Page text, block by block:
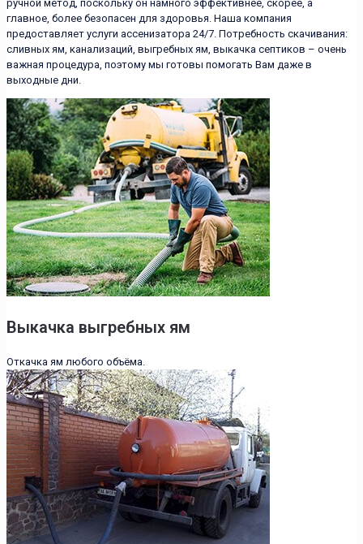
ручной метод, поскольку он намного эффективнее, скорее, а
главное, более безопасен для здоровья. Наша компания
предоставляет услуги ассенизатора 24/7. Потребность скачивания:
сливных ям, канализаций, выгребных ям, выкачка септиков – очень
важная процедура, поэтому мы готовы помогать Вам даже в
выходные дни.
Выкачка выгребных ям
Откачка ям любого объёма.